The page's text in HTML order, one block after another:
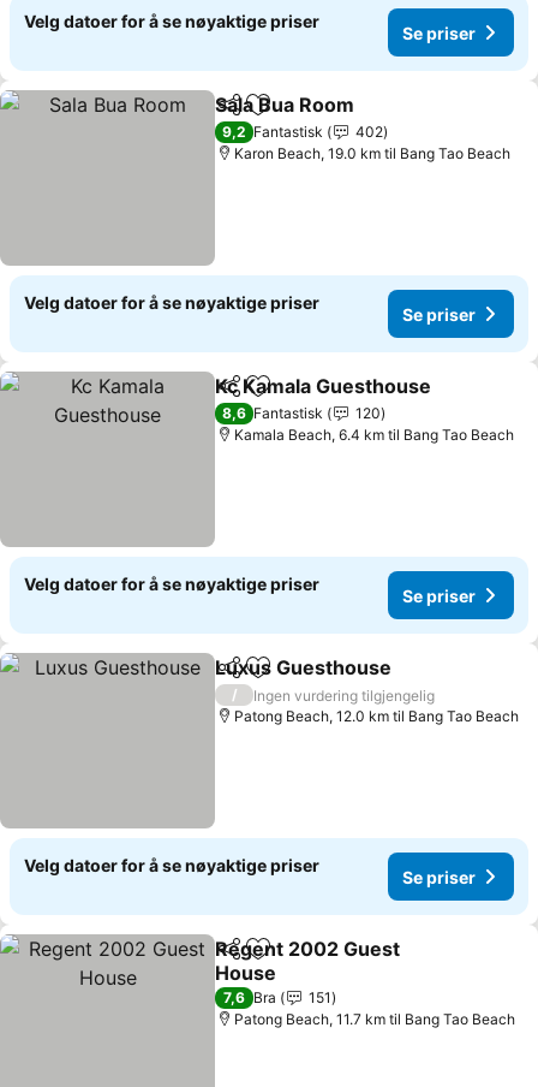
Velg datoer for å se nøyaktige priser
Se priser
Del Legg til i favoritter
Sala Bua Room
9,2 Fantastisk
402
Karon Beach, 19.0 km til Bang Tao Beach
Velg datoer for å se nøyaktige priser
Se priser
Del Legg til i favoritter
Kc Kamala Guesthouse
8,6 Fantastisk
120
Kamala Beach, 6.4 km til Bang Tao Beach
Velg datoer for å se nøyaktige priser
Se priser
Del Legg til i favoritter
Luxus Guesthouse
/
Ingen vurdering tilgjengelig
Patong Beach, 12.0 km til Bang Tao Beach
Velg datoer for å se nøyaktige priser
Se priser
Del Legg til i favoritter
Regent 2002 Guest
House
Se priser
7,6 Bra
151
Patong Beach, 11.7 km til Bang Tao Beach